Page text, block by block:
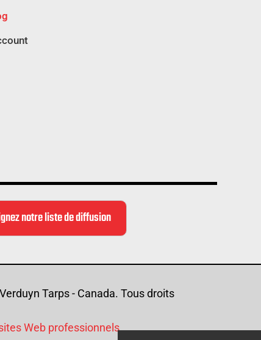
notre liste de diffusion
Tarps - Canada. Tous droits
Web professionnels